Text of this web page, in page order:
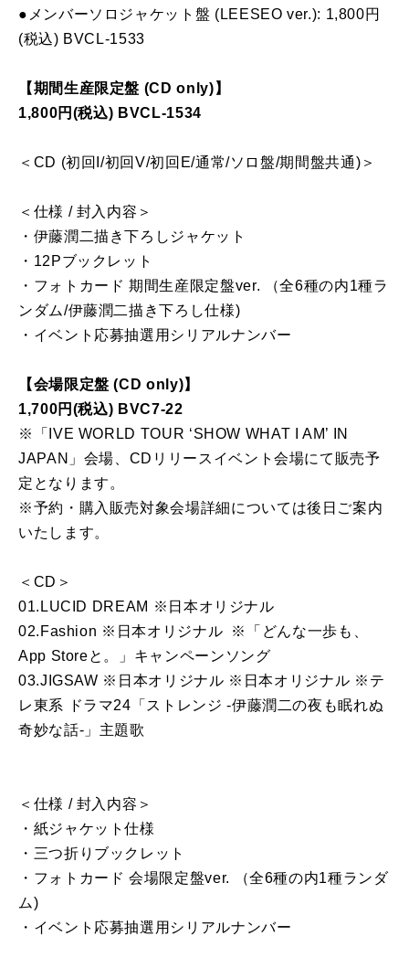
●メンバーソロジャケット盤 (LEESEO ver.): 1,800円
(税込) BVCL-1533
【期間生産限定盤 (CD only)】
1,800円(税込) BVCL-1534
＜CD (初回I/初回V/初回E/通常/ソロ盤/期間盤共通)＞
＜仕様 / 封入内容＞
・伊藤潤二描き下ろしジャケット
・12Pブックレット
・フォトカード 期間生産限定盤ver. （全6種の内1種ラ
ンダム/伊藤潤二描き下ろし仕様)
・イベント応募抽選用シリアルナンバー
【会場限定盤 (CD only)】
1,700円(税込) BVC7-22
※「IVE WORLD TOUR ‘SHOW WHAT I AM’ IN
JAPAN」会場、CDリリースイベント会場にて販売予
定となります。
※予約・購入販売対象会場詳細については後日ご案内
いたします。
＜CD＞
01.LUCID DREAM ※日本オリジナル
02.Fashion ※日本オリジナル ※「どんな一歩も、
App Storeと。」キャンペーンソング
03.JIGSAW ※日本オリジナル ※日本オリジナル ※テ
レ東系 ドラマ24「ストレンジ -伊藤潤二の夜も眠れぬ
奇妙な話-」主題歌
＜仕様 / 封入内容＞
・紙ジャケット仕様
・三つ折りブックレット
・フォトカード 会場限定盤ver. （全6種の内1種ランダ
ム)
・イベント応募抽選用シリアルナンバー